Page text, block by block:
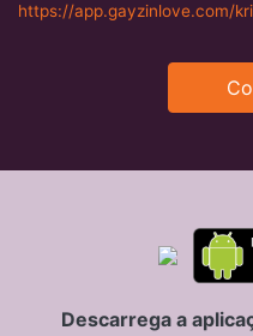
https://app.gayzinlove.com/
Descarrega a